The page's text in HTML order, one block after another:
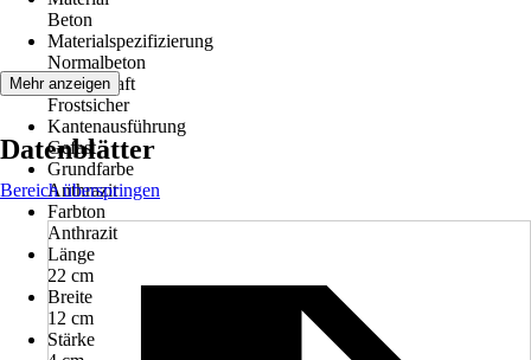
Beton
Materialspezifizierung
Normalbeton
Eigenschaft
Frostsicher
Kantenausführung
Gefast
Grundfarbe
Anthrazit
Farbton
Anthrazit
Länge
22 cm
Breite
12 cm
Stärke
Mehr anzeigen
Datenblätter
Bereich überspringen